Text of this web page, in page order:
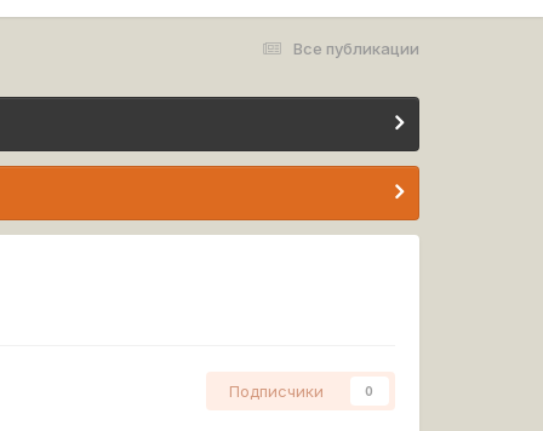
Все публикации
Подписчики 0